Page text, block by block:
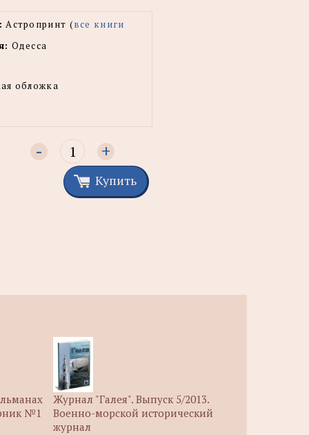
Астропринт (все книги
Одесса
обложка
- +
Купить
№1
Журнал "Галея". Выпуск 5/2013.
Военно-морской исторический
журнал